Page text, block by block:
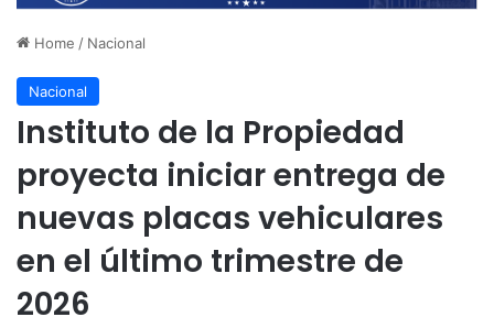
Home / Nacional
Nacional
Instituto de la Propiedad
proyecta iniciar entrega de
nuevas placas vehiculares
en el último trimestre de
2026